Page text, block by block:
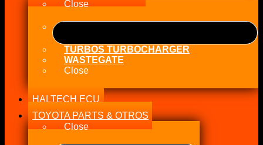
Close
TURBOS TURBOCHARGER
WASTEGATE
Close
HALTECH ECU
TOYOTA PARTS & OTROS
Close